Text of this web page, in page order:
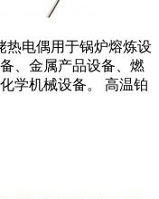
热电偶用于锅炉熔炼设
、金属产品设备、燃
学机械设备。 高温铂